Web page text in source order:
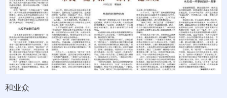
和业众